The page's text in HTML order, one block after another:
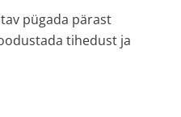
pügada pärast
tihedust ja